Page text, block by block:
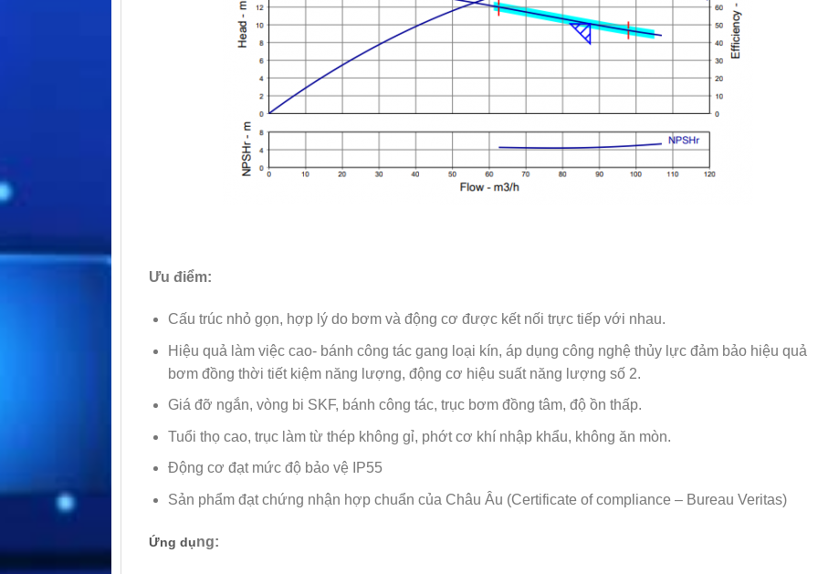
Ưu điểm:
Cấu trúc nhỏ gọn, hợp lý do bơm và động cơ được kết nối trực tiếp với nhau.
Hiệu quả làm việc cao- bánh công tác gang loại kín, áp dụng công nghệ thủy lực đảm bảo hiệu quả
bơm đồng thời tiết kiệm năng lượng, động cơ hiệu suất năng lượng số 2.
Giá đỡ ngắn, vòng bi SKF, bánh công tác, trục bơm đồng tâm, độ ồn thấp.
Tuổi thọ cao, trục làm từ thép không gỉ, phớt cơ khí nhập khẩu, không ăn mòn.
Động cơ đạt mức độ bảo vệ IP55
Sản phẩm đạt chứng nhận hợp chuẩn của Châu Âu (Certificate of compliance – Bureau Veritas)
Ứng dụng: